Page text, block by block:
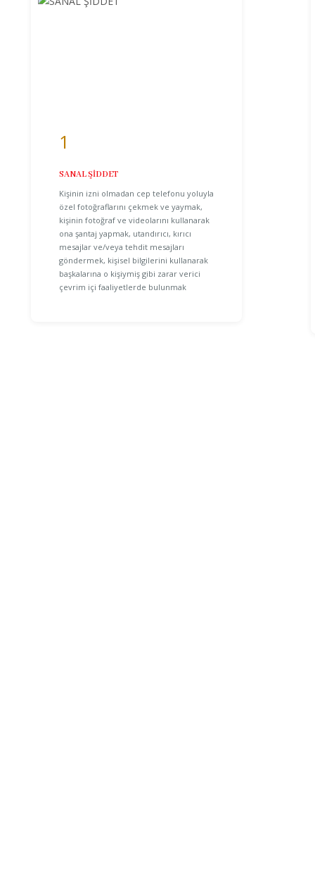
1
SANAL ŞİDDET
Kişinin izni olmadan cep telefonu yoluyla
özel fotoğraflarını çekmek ve yaymak,
kişinin fotoğraf ve videolarını kullanarak
ona şantaj yapmak, utandırıcı, kırıcı
mesajlar ve/veya tehdit mesajları
göndermek, kişisel bilgilerini kullanarak
başkalarına o kişiymiş gibi zarar verici
çevrim içi faaliyetlerde bulunmak